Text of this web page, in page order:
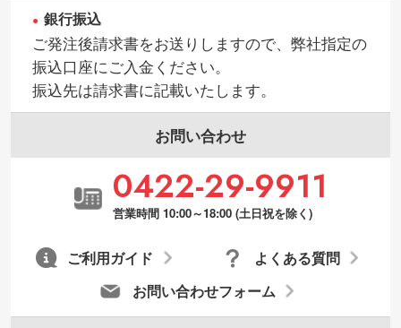
銀行振込
ご発注後請求書をお送りしますので、弊社指定の
振込口座にご入金ください。
振込先は請求書に記載いたします。
お問い合わせ
0422-29-9911
営業時間 10:00～18:00 (土日祝を除く)
お問い合わせフォーム
よくある質問
ご利用ガイド